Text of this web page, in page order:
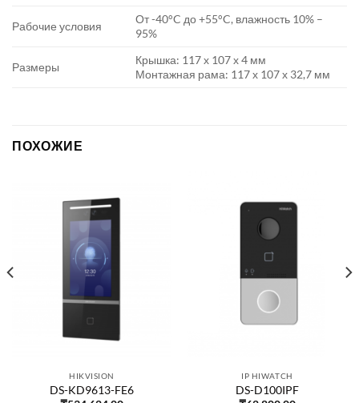
Рабочие условия
От -40°C до +55°C, влажность 10% –
95%
Размеры
Крышка: 117 х 107 х 4 мм
Монтажная рама: 117 х 107 х 32,7 мм
ПОХОЖИЕ
HIKVISION
DS-KD9613-FE6
IP HIWATCH
DS-D100IPF